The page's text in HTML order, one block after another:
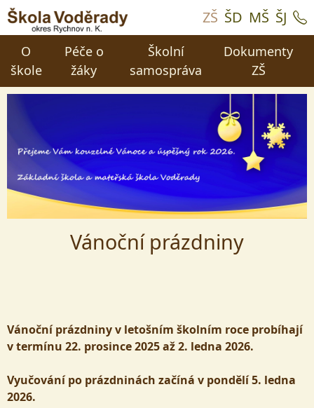
ZŠ ŠD MŠ ŠJ
O
škole
Péče o
žáky
Školní
samospráva
Dokumenty
ZŠ
Vánoční prázdniny
Vánoční prázdniny v letošním školním roce probíhají
v termínu 22. prosince 2025 až 2. ledna 2026.
Vyučování po prázdninách začíná v pondělí 5. ledna
2026.